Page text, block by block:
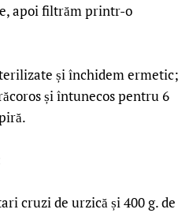
apoi filtrăm printr-o
și închidem ermetic;
și întunecos pentru 6
cruzi de urzică și 400 g. de